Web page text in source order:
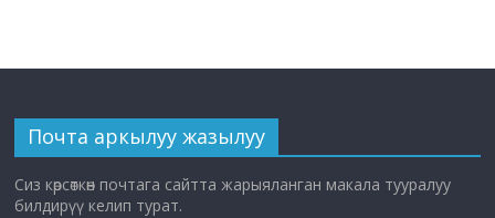
Почта аркылуу жазылуу
Сиз көрсөткөн почтага сайтта жарыяланган макала тууралуу
билдирүү келип турат.